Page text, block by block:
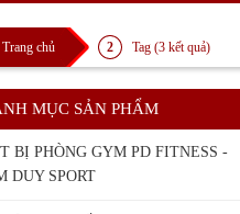
Trang chủ Tag (3 kết quả)
MỤC SẢN PHẨM
BỊ PHÒNG GYM PD FITNESS -
DUY SPORT